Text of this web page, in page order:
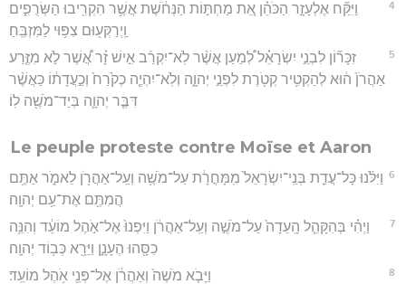
4
וַיִּקַּ֞ח אֶלְעָזָ֣ר הַכֹּהֵ֗ן אֵ֚ת מַחְתּ֣וֹת הַנְּחֹ֔שֶׁת אֲשֶׁ֥ר הִקְרִ֖יבוּ הַשְּׂרֻפִ֑ים
וַֽיְרַקְּע֖וּם צִפּ֥וּי לַמִּזְבֵּֽחַ׃
5
זִכָּר֞וֹן לִבְנֵ֣י יִשְׂרָאֵ֗ל לְ֠מַעַן אֲשֶׁ֨ר לֹֽא־יִקְרַ֜ב אִ֣ישׁ זָ֗ר אֲ֠שֶׁר לֹ֣א מִזֶּ֤רַע
אַהֲרֹן֙ ה֔וּא לְהַקְטִ֥יר קְטֹ֖רֶת לִפְנֵ֣י יְהוָ֑ה וְלֹֽא־יִהְיֶ֤ה כְקֹ֙רַח֙ וְכַ֣עֲדָת֔וֹ כַּאֲשֶׁ֨ר
דִּבֶּ֧ר יְהוָ֛ה בְּיַד־מֹשֶׁ֖ה לֽוֹ׃
Le peuple proteste contre Moïse et Aaron
6 וַיִּלֹּ֜נוּ כָּל־עֲדַ֤ת בְּנֵֽי־יִשְׂרָאֵל֙ מִֽמָּחֳרָ֔ת עַל־מֹשֶׁ֥ה וְעַֽל־אַהֲרֹ֖ן לֵאמֹ֑ר אַתֶּ֥ם
הֲמִתֶּ֖ם אֶת־עַ֥ם יְהוָֽה׃
7
וַיְהִ֗י בְּהִקָּהֵ֤ל הָֽעֵדָה֙ עַל־מֹשֶׁ֣ה וְעַֽל־אַהֲרֹ֔ן וַיִּפְנוּ֙ אֶל־אֹ֣הֶל מוֹעֵ֔ד וְהִנֵּ֥ה
כִסָּ֖הוּ הֶעָנָ֑ן וַיֵּרָ֖א כְּב֥וֹד יְהוָֽה׃
8 וַיָּבֹ֤א מֹשֶׁה֙ וְאַהֲרֹ֔ן אֶל־פְּנֵ֖י אֹ֥הֶל מוֹעֵֽד׃